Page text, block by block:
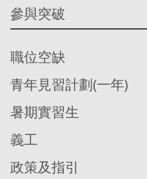
參與突破
職位空缺
青年見習計劃(一年)
暑期實習生
義工
政策及指引